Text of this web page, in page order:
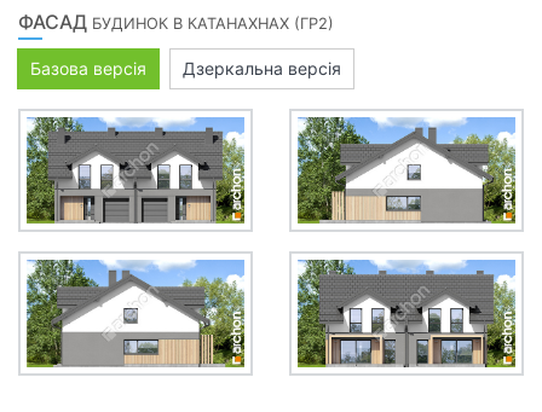
ФАСАД БУДИНОК В КАТАНАХНАХ (ГР2)
Базова версія Дзеркальна версія